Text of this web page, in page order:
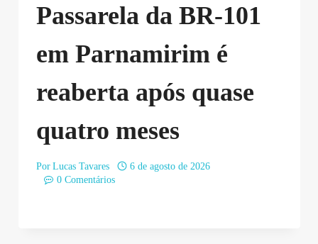
Passarela da BR-101
em Parnamirim é
reaberta após quase
quatro meses
Por Lucas Tavares
6 de agosto de 2026
0 Comentários